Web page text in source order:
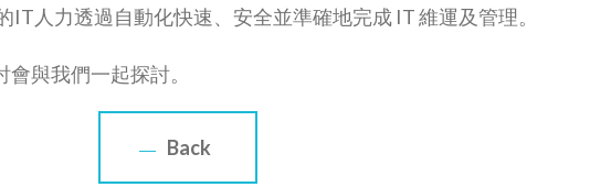
人力透過自動化快速、安全並準確地完成 IT 維運及管理。
與我們一起探討。
Back